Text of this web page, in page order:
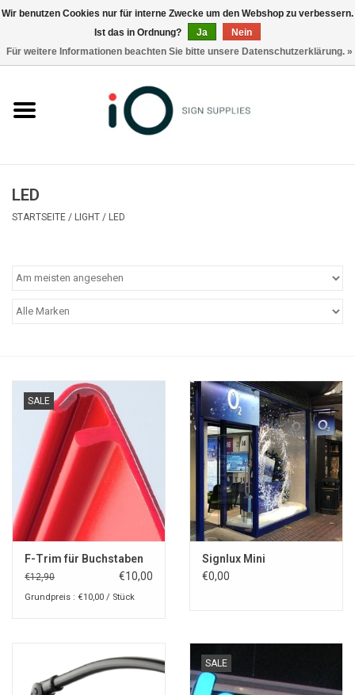
Marken
LED
STARTSEITE / LIGHT / LED
SALE
F-Trim für Buchstaben
€12,90 €10,00
Grundpreis : €10,00 / Stück
Signlux Mini
€0,00
SALE
Wir benutzen Cookies nur für interne Zwecke um den Webshop zu verbessern.
Ist das in Ordnung?
Ja
Nein
Für weitere Informationen beachten Sie bitte unsere Datenschutzerklärung. »